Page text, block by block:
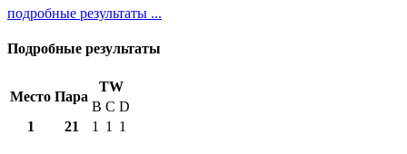
подробные результаты ...
Подробные результаты
Место Пара
TW
B C D
1
21 1 1 1